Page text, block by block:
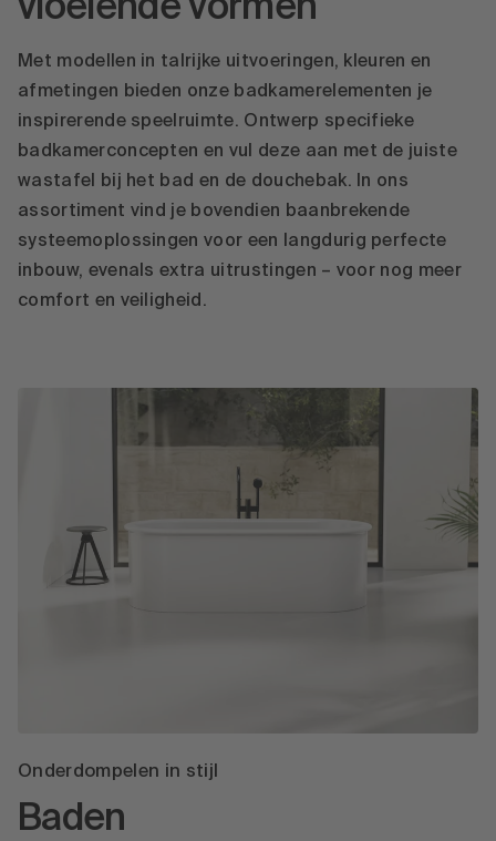
vloeiende vormen
Met modellen in talrijke uitvoeringen, kleuren en
afmetingen bieden onze badkamerelementen je
inspirerende speelruimte. Ontwerp specifieke
badkamerconcepten en vul deze aan met de juiste
wastafel bij het bad en de douchebak. In ons
assortiment vind je bovendien baanbrekende
systeemoplossingen voor een langdurig perfecte
inbouw, evenals extra uitrustingen – voor nog meer
comfort en veiligheid.
Onderdompelen in stijl
Baden